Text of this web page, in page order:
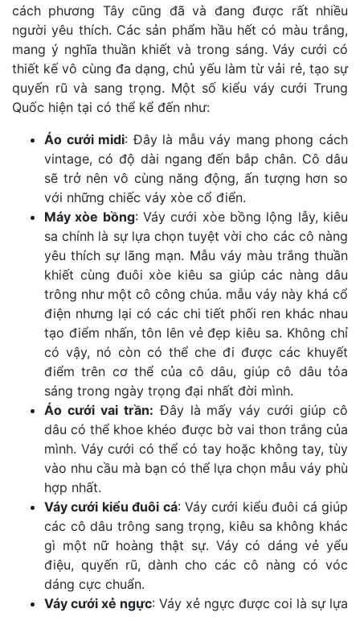
cách phương Tây cũng đã và đang được rất nhiều
người yêu thích. Các sản phẩm hầu hết có màu trắng,
mang ý nghĩa thuần khiết và trong sáng. Váy cưới có
thiết kế vô cùng đa dạng, chủ yếu làm từ vải rẻ, tạo sự
quyến rũ và sang trọng. Một số kiểu váy cưới Trung
Quốc hiện tại có thể kể đến như:
Áo cưới midi: Đây là mẫu váy mang phong cách
vintage, có độ dài ngang đến bắp chân. Cô dâu
sẽ trở nên vô cùng năng động, ấn tượng hơn so
với những chiếc váy xòe cổ điển.
Máy xòe bồng: Váy cưới xòe bồng lộng lẫy, kiêu
sa chính là sự lựa chọn tuyệt vời cho các cô nàng
yêu thích sự lãng mạn. Mẫu váy màu trắng thuần
khiết cùng đuôi xòe kiêu sa giúp các nàng dâu
trông như một cô công chúa. mẫu váy này khá cổ
điện nhưng lại có các chi tiết phối ren khác nhau
tạo điểm nhấn, tôn lên vẻ đẹp kiêu sa. Không chỉ
có vậy, nó còn có thể che đi được các khuyết
điểm trên cơ thể của cô dâu, giúp cô dâu tỏa
sáng trong ngày trọng đại nhất đời mình.
Áo cưới vai trần: Đây là mấy váy cưới giúp cô
dâu có thể khoe khéo được bờ vai thon trắng của
mình. Váy cưới có thể có tay hoặc không tay, tùy
vào nhu cầu mà bạn có thể lựa chọn mẫu váy phù
hợp nhất.
Váy cưới kiểu đuôi cá: Váy cưới kiểu đuôi cá giúp
các cô dâu trông sang trọng, kiêu sa không khác
gì một nữ hoàng thật sự. Váy có dáng vẻ yểu
điệu, quyến rũ, dành cho các cô nàng có vóc
dáng cực chuẩn.
Váy cưới xẻ ngực: Váy xẻ ngực được coi là sự lựa